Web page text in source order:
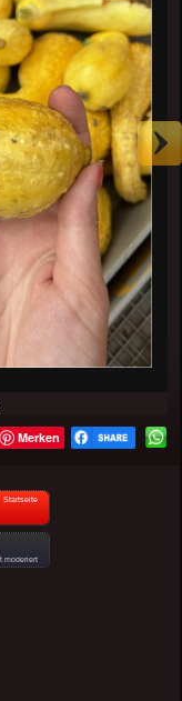
Merken
Startseite
moderiert